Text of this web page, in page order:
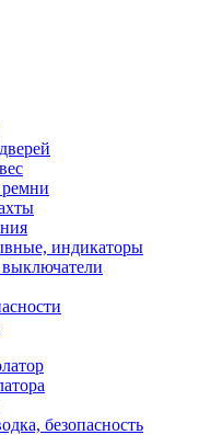
индикаторы
безопасность